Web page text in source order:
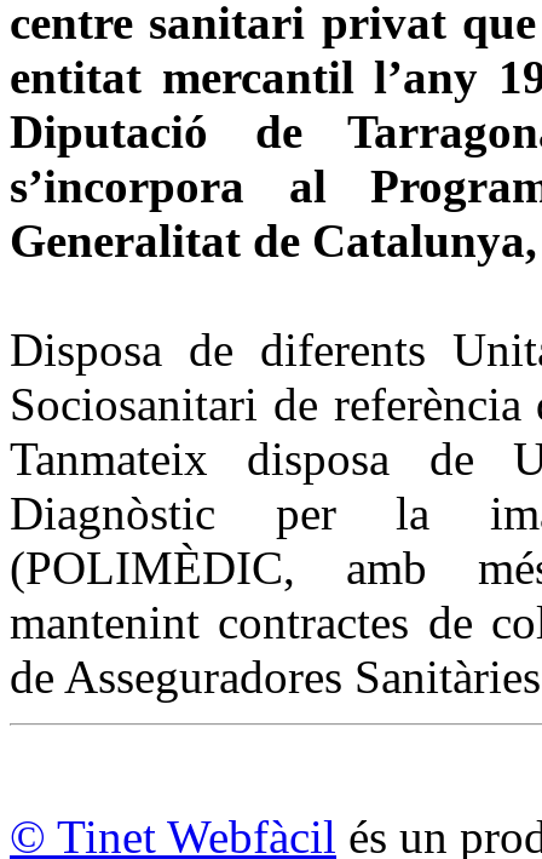
centre sanitari privat
entitat mercantil l’any
Diputació de
s’incorpora al
Generalitat de
Disposa de diferents
Sociosanitari de
Tanmateix disposa de
Diagnòstic per la
(POLIMÈDIC, amb
mantenint contractes de
de Asseguradores
© Tinet Webfàcil és un